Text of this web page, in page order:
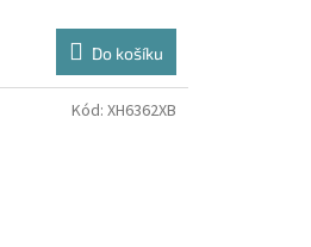
M
A
Do košíku
Kód: XH6362XB